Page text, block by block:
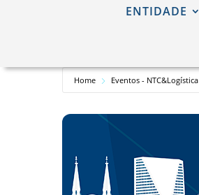
ENTIDADE
Home Eventos - NTC&Logística